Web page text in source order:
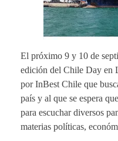
El próximo 9 y 10 de
edición del Chile Day en
por InBest Chile que
país y al que se espera
para escuchar diversos
materias políticas,